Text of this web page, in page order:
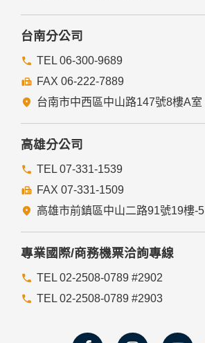
台南分公司
TEL 06-300-9689
FAX 06-222-7889
台南市中西區中山路147號8樓A室
高雄分公司
TEL 07-331-1539
FAX 07-331-1509
高雄市前鎮區中山二路91號19樓-5
專業國際/商務機票洽詢專線
TEL 02-2508-0789 #2902
TEL 02-2508-0789 #2903